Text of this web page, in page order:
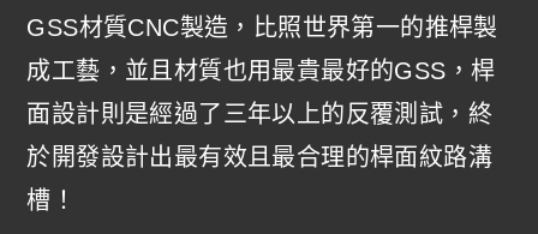
GSS材質CNC製造，比照世界第一的推桿製
成工藝，並且材質也用最貴最好的GSS，桿
面設計則是經過了三年以上的反覆測試，終
於開發設計出最有效且最合理的桿面紋路溝
槽！